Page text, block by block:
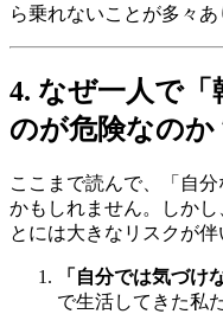
ら乗れないことが多々あ
4. なぜ一人で「
のが危険なのか
ここまで読んで、「自
かもしれません。しか
とには大きなリスクが伴
「自分では気づけ
で生活してきた私